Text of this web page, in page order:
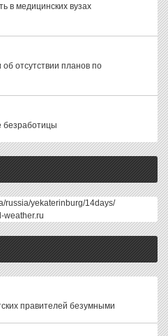
в медицинских вузах
отсутствии планов по
безработицы
russia/yekaterinburg/14days/
weather.ru
правителей безумными